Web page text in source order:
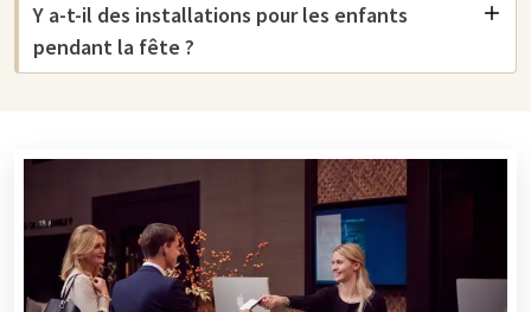
luxueuses et modernes installations de réunion. De plus, vous
pouvez choisir de vous attabler au restaurant pendant votre
pause ou après votre réunion, où vous pourrez profiter de la
de Van der Valk, vous pouvez choisir parmi les plats les plus
Forfaits et sur mesure
Y a-t-il des installations pour les enfants
pendant la fête ?